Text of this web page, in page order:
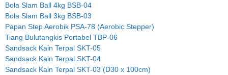
Bola Slam Ball 4kg BSB-04
Bola Slam Ball 3kg BSB-03
Papan Step Aerobik PSA-78 (Aerobic Stepper)
Tiang Bulutangkis Portabel TBP-06
Sandsack Kain Terpal SKT-05
Sandsack Kain Terpal SKT-04
Sandsack Kain Terpal SKT-03 (D30 x 100cm)